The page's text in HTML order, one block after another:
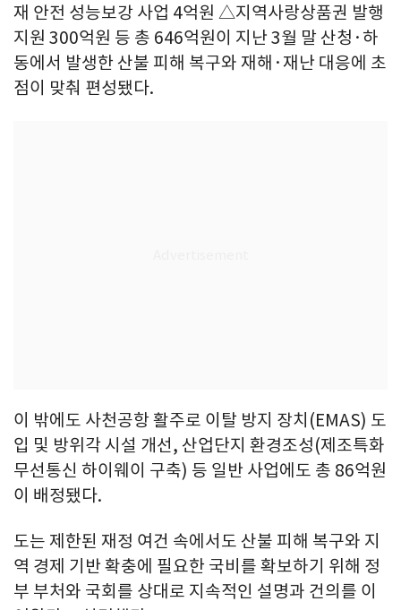
재 안전 성능보강 사업 4억원 △지역사랑상품권 발행
지원 300억원 등 총 646억원이 지난 3월 말 산청·하
동에서 발생한 산불 피해 복구와 재해·재난 대응에 초
점이 맞춰 편성됐다.
이 밖에도 사천공항 활주로 이탈 방지 장치(EMAS) 도
입 및 방위각 시설 개선, 산업단지 환경조성(제조특화
무선통신 하이웨이 구축) 등 일반 사업에도 총 86억원
이 배정됐다.
도는 제한된 재정 여건 속에서도 산불 피해 복구와 지
역 경제 기반 확충에 필요한 국비를 확보하기 위해 정
부 부처와 국회를 상대로 지속적인 설명과 건의를 이